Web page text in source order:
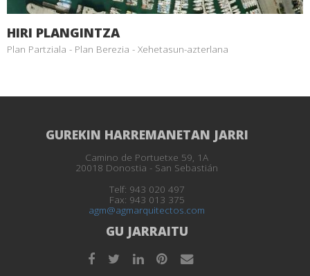
HIRI PLANGINTZA
Plan Partziala - Plan Berezia - Xehetasun-azterlana
GUREKIN HARREMANETAN JARRI
Camino de Portuetxe 59, 1A
20018 Donostia - San Sebastián
Telf: 943 020 497
Fax: 943 013 375
agm@agmarquitectos.com
GU JARRAITU